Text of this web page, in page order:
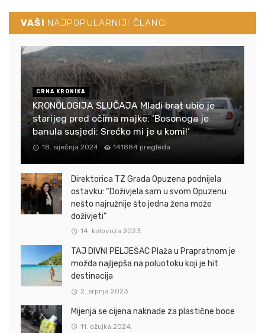
VAŠI NAJPOPULARNIJI ČLANCI
CRNA KRONIKA
KRONOLOGIJA SLUČAJA Mlađi brat ubio je
starijeg pred očima majke: ‘Bosonoga je
banula susjedi: Srećko mi je u komi!‘
18. siječnja 2024. 141884 pregleda
Direktorica TZ Grada Opuzena podnijela
ostavku: “Doživjela sam u svom Opuzenu
nešto najružnije što jedna žena može
doživjeti”
14. kolovoza 2023.
TAJ DIVNI PELJEŠAC Plaža u Prapratnom je
možda najljepša na poluotoku koji je hit
destinacija
2. srpnja 2023.
Mijenja se cijena naknade za plastične boce
11. ožujka 2024.